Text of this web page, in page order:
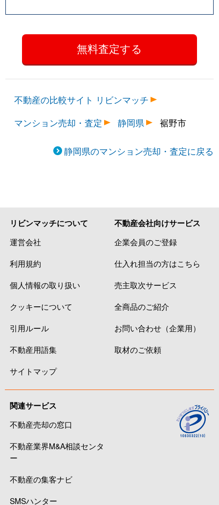
不動産の比較サイト リビンマッチ
マンション売却・査定
静岡県 裾野市
静岡県のマンション売却・査定に戻る
リビンマッチについて
運営会社
利用規約
個人情報の取り扱い
クッキーについて
引用ルール
不動産用語集
サイトマップ
不動産会社向けサービス
企業会員のご登録
仕入れ担当の方はこちら
売主取次サービス
全商品のご紹介
お問い合わせ（企業用）
取材のご依頼
関連サービス
不動産売却の窓口
不動産業界M&A相談センタ
ー
不動産の集客ナビ
SMSハンター